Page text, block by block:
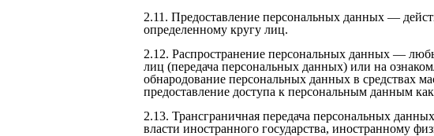
2.11. Предоставление персональных данных —
определенному кругу лиц.
2.12. Распространение персональных данных —
лиц (передача персональных данных) или на
обнародование персональных данных в средствах
предоставление доступа к персональным данным
2.13. Трансграничная передача персональных
власти иностранного государства, иностранному